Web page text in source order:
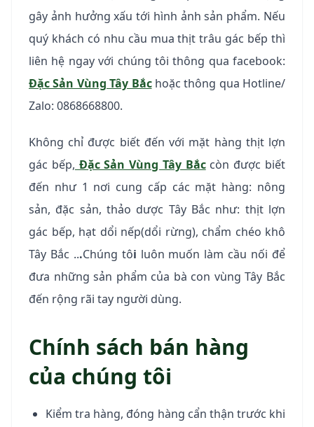
gây ảnh hưởng xấu tới hình ảnh sản phẩm. Nếu
quý khách có nhu cầu mua thịt trâu gác bếp thì
liên hệ ngay với chúng tôi thông qua facebook:
Đặc Sản Vùng Tây Bắchoặc thông qua Hotline/
Zalo: 0868668800.
Không chỉ được biết đến với mặt hàng thịt lợn
gác bếp, Đặc Sản Vùng Tây Bắccòn được biết
đến như 1 nơi cung cấp các mặt hàng: nông
sản, đặc sản, thảo dược Tây Bắc như: thịt lợn
gác bếp, hạt dổi nếp(dổi rừng), chẩm chéo khô
Tây Bắc ...Chúng tôi luôn muốn làm cầu nối để
đưa những sản phẩm của bà con vùng Tây Bắc
đến rộng rãi tay người dùng.
Chính sách bán hàng
của chúng tôi
Kiểm tra hàng, đóng hàng cẩn thận trước khi